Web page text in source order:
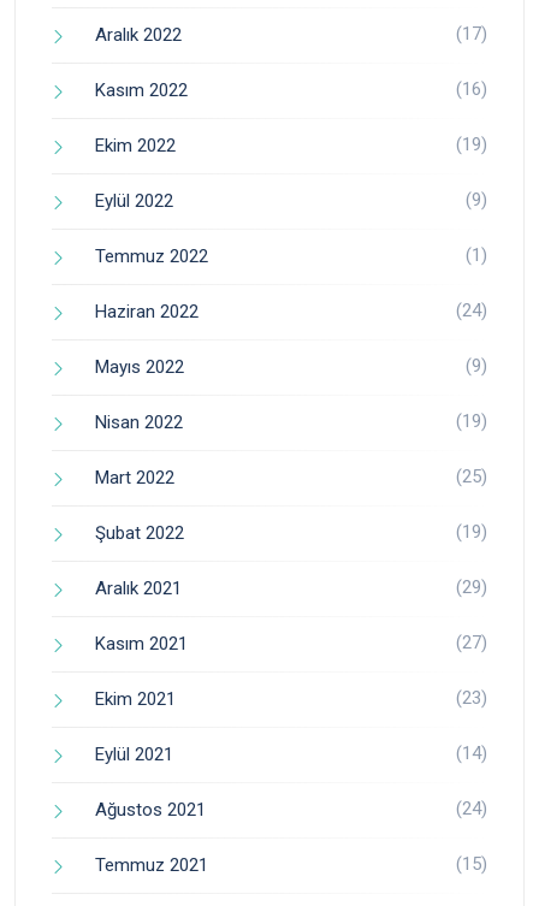
Aralık 2022 (17)
Kasım 2022 (16)
Ekim 2022 (19)
Eylül 2022 (9)
Temmuz 2022 (1)
Haziran 2022 (24)
Mayıs 2022 (9)
Nisan 2022 (19)
Mart 2022 (25)
Şubat 2022 (19)
Aralık 2021 (29)
Kasım 2021 (27)
Ekim 2021 (23)
Eylül 2021 (14)
Ağustos 2021 (24)
Temmuz 2021 (15)